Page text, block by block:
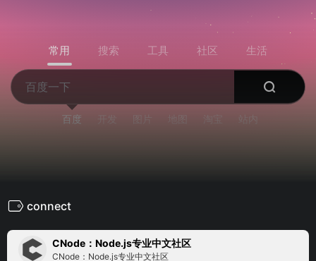
常用 搜索 工具 社区 生活
百度 站内
connect
CNode：Node.js专业中文社区
CNode：Node.js专业中文社区